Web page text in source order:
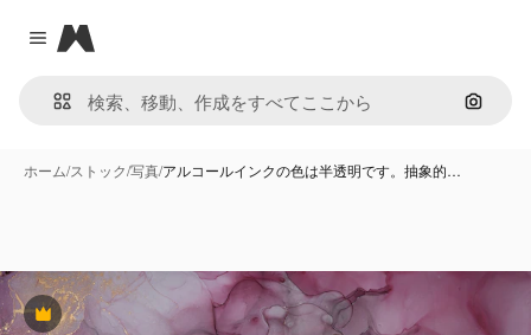
Close menu
Magnific
画像で
ホーム/ストック/写真/アルコールインクの色は半透明です。抽象的…
Premium